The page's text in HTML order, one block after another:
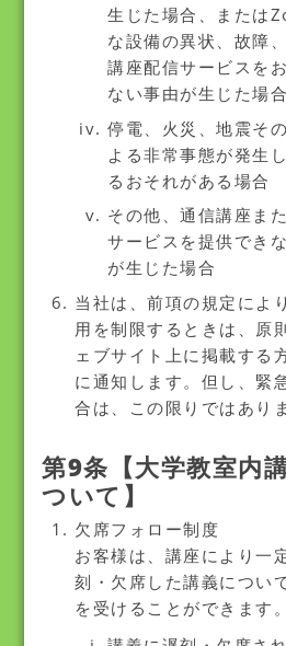
生じた場合、または
な設備の異状、故障
講座配信サービスを
ない事由が生じた場合
停電、火災、地震そ
よる非常事態が発生
るおそれがある場合
その他、通信講座ま
サービスを提供でき
が生じた場合
当社は、前項の規定によ
用を制限するときは、原
ェブサイト上に掲載する
に通知します。但し、緊
合は、この限りではあり
第9条【大学教室内
ついて】
欠席フォロー制度
お客様は、講座により一
刻・欠席した講義につい
を受けることができます。